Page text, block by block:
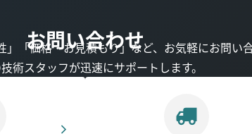
お問い合わせ
」「価格・お見積もり」など、お気軽にお問い
術スタッフが迅速にサポートします。